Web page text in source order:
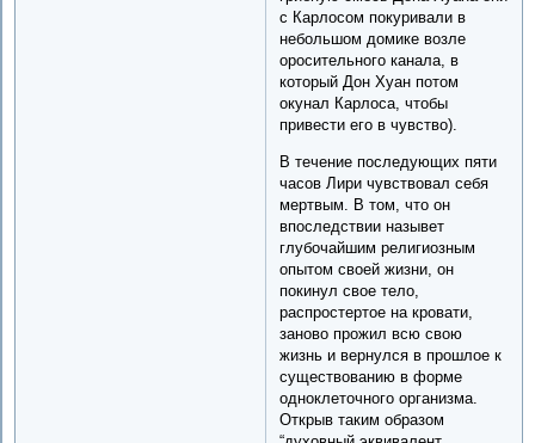
с Карлосом покуривали в
небольшом домике возле
оросительного канала, в
который Дон Хуан потом
окунал Карлоса, чтобы
привести его в чувство).
В течение последующих пяти
часов Лири чувствовал себя
мертвым. В том, что он
впоследствии назывет
глубочайшим религиозным
опытом своей жизни, он
покинул свое тело,
распростертое на кровати,
заново прожил всю свою
жизнь и вернулся в прошлое к
существованию в форме
одноклеточного организма.
Открыв таким образом